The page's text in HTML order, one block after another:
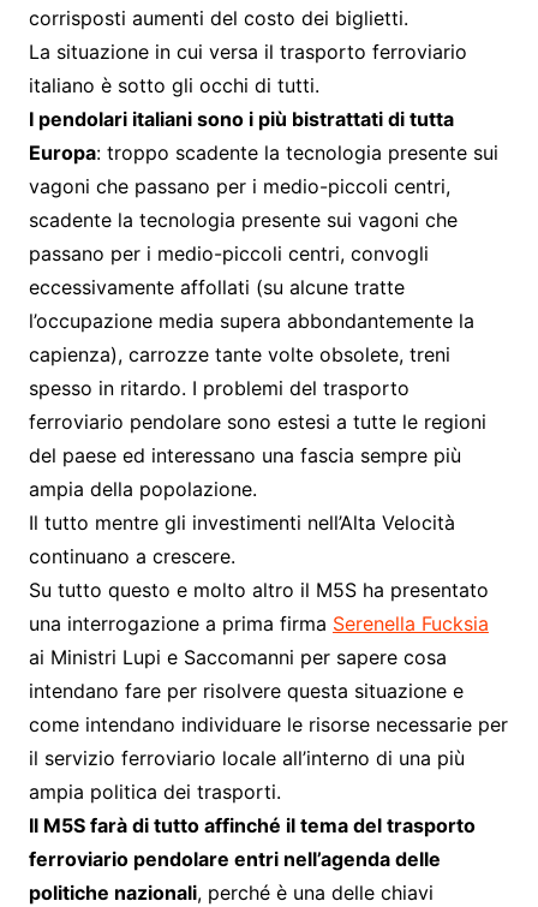
corrisposti aumenti del costo dei biglietti.
La situazione in cui versa il trasporto ferroviario
italiano è sotto gli occhi di tutti.
I pendolari italiani sono i più bistrattati di tutta
Europa: troppo scadente la tecnologia presente sui
vagoni che passano per i medio-piccoli centri,
scadente la tecnologia presente sui vagoni che
passano per i medio-piccoli centri, convogli
eccessivamente affollati (su alcune tratte
l’occupazione media supera abbondantemente la
capienza), carrozze tante volte obsolete, treni
spesso in ritardo. I problemi del trasporto
ferroviario pendolare sono estesi a tutte le regioni
del paese ed interessano una fascia sempre più
ampia della popolazione.
Il tutto mentre gli investimenti nell’Alta Velocità
continuano a crescere.
Su tutto questo e molto altro il M5S ha presentato
una interrogazione a prima firma Serenella Fucksia
ai Ministri Lupi e Saccomanni per sapere cosa
intendano fare per risolvere questa situazione e
come intendano individuare le risorse necessarie per
il servizio ferroviario locale all’interno di una più
ampia politica dei trasporti.
Il M5S farà di tutto affinché il tema del trasporto
ferroviario pendolare entri nell’agenda delle
politiche nazionali, perché è una delle chiavi